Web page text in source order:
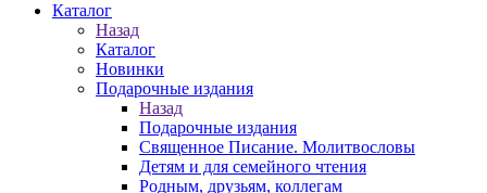
Каталог
Назад
Каталог
Новинки
Подарочные издания
Назад
Подарочные издания
Священное Писание. Молитвословы
Детям и для семейного чтения
Родным, друзьям, коллегам